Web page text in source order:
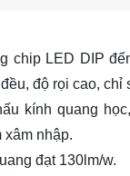
LED DIP
độ rọi cao, chỉ
kính quang
nhập.
đạt 130lm/w.